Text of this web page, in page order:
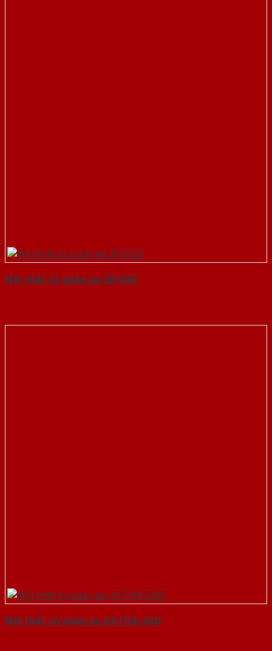
Nội thất tủ quần áo 28-SGD
Nội thất tủ quần áo 24-TQA-SGD